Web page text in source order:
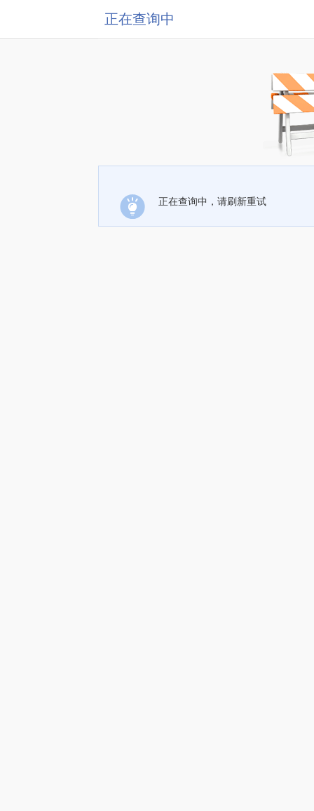
正在查询中
正在查询中，请刷新重试